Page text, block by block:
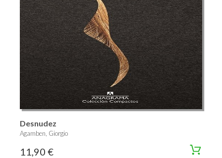
Desnudez
Agamben, Giorgio
11,90 €